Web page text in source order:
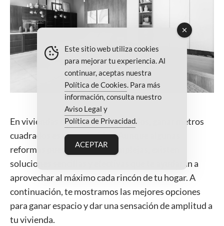
En viviendas con espacios reducidos, ganar metros
cuadrados es una prioridad. Aunque algunas
reformas pueden parecer complejas, existen
soluciones sencillas y efectivas que te ayudarán a
aprovechar al máximo cada rincón de tu hogar. A
continuación, te mostramos las mejores opciones
para ganar espacio y dar una sensación de amplitud a
tu vivienda.
Este sitio web utiliza cookies
para mejorar tu experiencia. Al
continuar, aceptas nuestra
Política de Cookies . Para más
información, consulta nuestro
Aviso Legal y
Política de Privacidad
ACEPTAR